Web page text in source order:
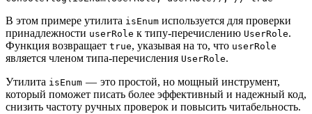
В этом примере утилита isEnum используется для проверки
принадлежности userRole к типу-перечислению UserRole.
Функция возвращает true, указывая на то, что userRole
является членом типа-перечисления UserRole.
Утилита isEnum — это простой, но мощный инструмент,
который поможет писать более эффективный и надежный код,
снизить частоту ручных проверок и повысить читабельность.